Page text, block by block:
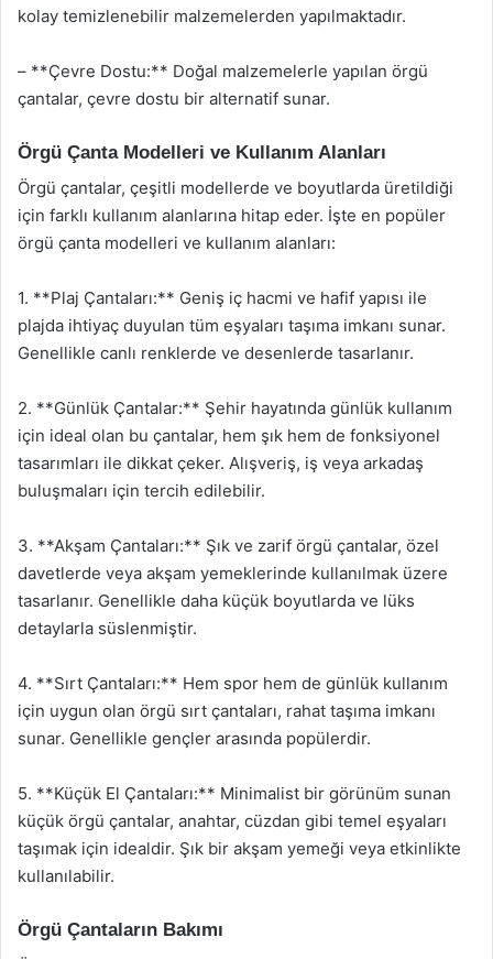
kolay temizlenebilir malzemelerden yapılmaktadır.
– **Çevre Dostu:** Doğal malzemelerle yapılan örgü
çantalar, çevre dostu bir alternatif sunar.
Örgü Çanta Modelleri ve Kullanım Alanları
Örgü çantalar, çeşitli modellerde ve boyutlarda üretildiği
için farklı kullanım alanlarına hitap eder. İşte en popüler
örgü çanta modelleri ve kullanım alanları:
1. **Plaj Çantaları:** Geniş iç hacmi ve hafif yapısı ile
plajda ihtiyaç duyulan tüm eşyaları taşıma imkanı sunar.
Genellikle canlı renklerde ve desenlerde tasarlanır.
2. **Günlük Çantalar:** Şehir hayatında günlük kullanım
için ideal olan bu çantalar, hem şık hem de fonksiyonel
tasarımları ile dikkat çeker. Alışveriş, iş veya arkadaş
buluşmaları için tercih edilebilir.
3. **Akşam Çantaları:** Şık ve zarif örgü çantalar, özel
davetlerde veya akşam yemeklerinde kullanılmak üzere
tasarlanır. Genellikle daha küçük boyutlarda ve lüks
detaylarla süslenmiştir.
4. **Sırt Çantaları:** Hem spor hem de günlük kullanım
için uygun olan örgü sırt çantaları, rahat taşıma imkanı
sunar. Genellikle gençler arasında popülerdir.
5. **Küçük El Çantaları:** Minimalist bir görünüm sunan
küçük örgü çantalar, anahtar, cüzdan gibi temel eşyaları
taşımak için idealdir. Şık bir akşam yemeği veya etkinlikte
kullanılabilir.
Örgü Çantaların Bakımı